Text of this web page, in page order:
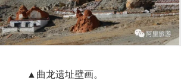
▲曲龙遗址壁画。